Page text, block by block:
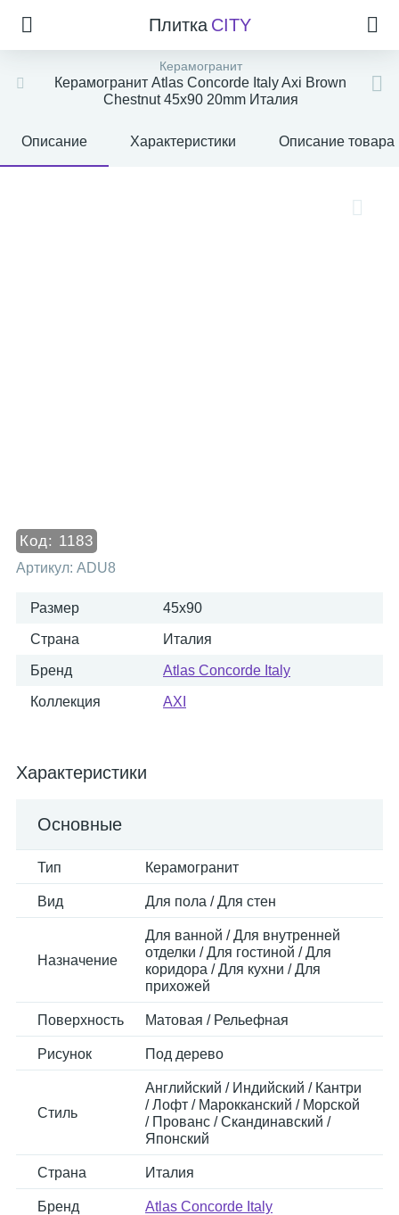
Плитка CITY
Керамогранит
Керамогранит Atlas Concorde Italy Axi Brown
Chestnut 45x90 20mm Италия
Описание Характеристики Описание товара
Код: 1183
Артикул: ADU8
Размер 45x90
Страна Италия
Бренд Atlas Concorde Italy
Коллекция AXI
Характеристики
Основные
Тип Керамогранит
Вид Для пола / Для стен
Назначение
Для ванной / Для внутренней
отделки / Для гостиной / Для
коридора / Для кухни / Для
прихожей
Поверхность Матовая / Рельефная
Рисунок Под дерево
Стиль
Английский / Индийский / Кантри
/ Лофт / Марокканский / Морской
/ Прованс / Скандинавский /
Японский
Страна Италия
Бренд Atlas Concorde Italy